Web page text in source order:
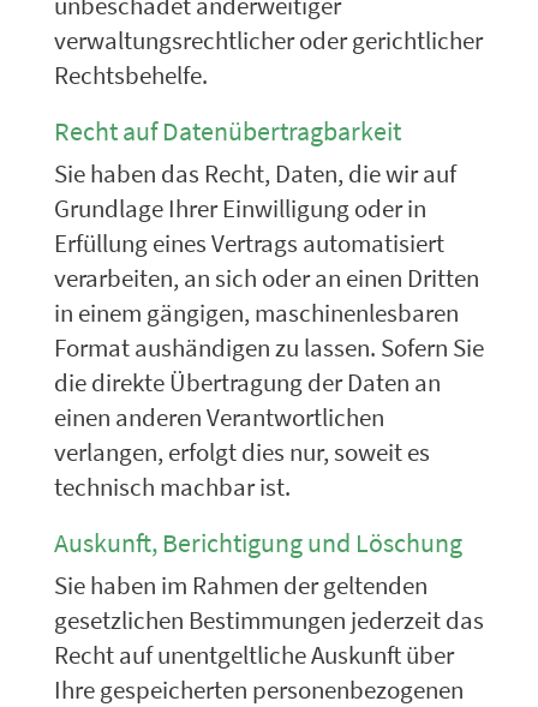
verwaltungsrechtlicher oder gerichtlicher
Rechtsbehelfe.
Recht auf Daten­übertrag­barkeit
Sie haben das Recht, Daten, die wir auf
Grundlage Ihrer Einwilligung oder in
Erfüllung eines Vertrags automatisiert
verarbeiten, an sich oder an einen Dritten
in einem gängigen, maschinenlesbaren
Format aushändigen zu lassen. Sofern Sie
die direkte Übertragung der Daten an
einen anderen Verantwortlichen
verlangen, erfolgt dies nur, soweit es
technisch machbar ist.
Auskunft, Berichtigung und Löschung
Sie haben im Rahmen der geltenden
gesetzlichen Bestimmungen jederzeit das
Recht auf unentgeltliche Auskunft über
Ihre gespeicherten personenbezogenen